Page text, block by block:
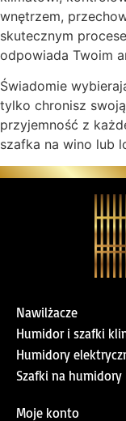
wnętrzem,
skutecznym
odpowiada Twoim
Świadomie
tylko chronisz
przyjemność z
szafka na wino lub
Nawilżacze
Humidor i szafki
Humidory
Szafki na humidory
Moje konto